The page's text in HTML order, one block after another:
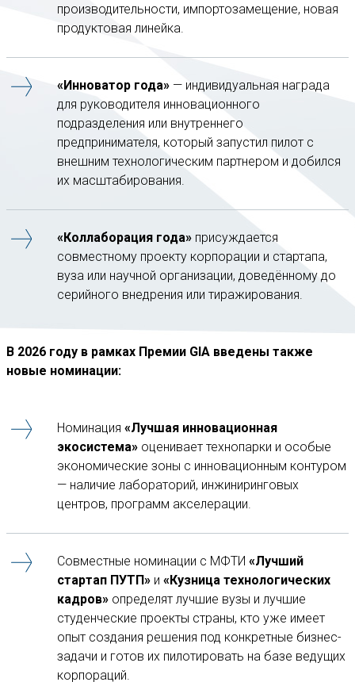
производительности, импортозамещение, новая
продуктовая линейка.
«Инноватор года» — индивидуальная награда
для руководителя инновационного
подразделения или внутреннего
предпринимателя, который запустил пилот с
внешним технологическим партнером и добился
их масштабирования.
«Коллаборация года» присуждается
совместному проекту корпорации и стартапа,
вуза или научной организации, доведённому до
серийного внедрения или тиражирования.
В 2026 году в рамках Премии GIA введены также
новые номинации:
Номинация «Лучшая инновационная
экосистема» оценивает технопарки и особые
экономические зоны с инновационным контуром
— наличие лабораторий, инжиниринговых
центров, программ акселерации.
Совместные номинации с МФТИ «Лучший
стартап ПУТП» и «Кузница технологических
кадров» определят лучшие вузы и лучшие
студенческие проекты страны, кто уже имеет
опыт создания решения под конкретные бизнес-
задачи и готов их пилотировать на базе ведущих
корпораций.